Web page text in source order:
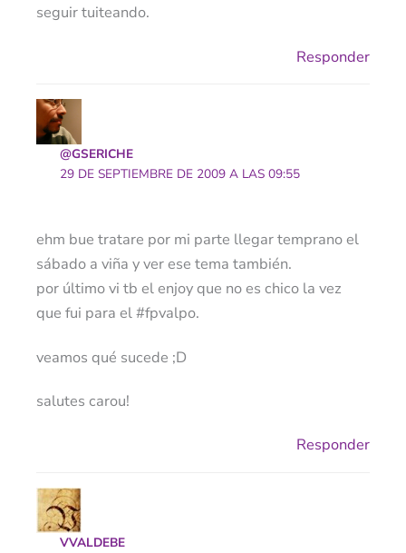
seguir tuiteando.
Responder
@GSERICHE
29 DE SEPTIEMBRE DE 2009 A LAS 09:55
ehm bue tratare por mi parte llegar temprano el
sábado a viña y ver ese tema también.
por último vi tb el enjoy que no es chico la vez
que fui para el #fpvalpo.
veamos qué sucede ;D
salutes carou!
Responder
VVALDEBE